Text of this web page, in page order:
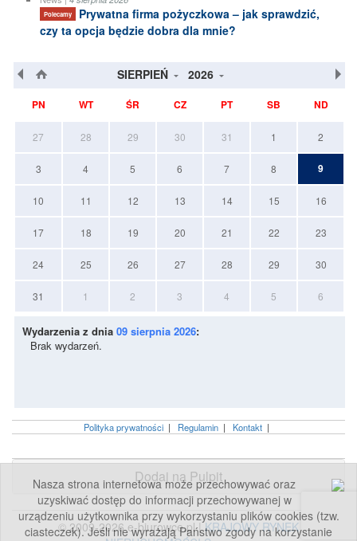
Nasza strona internetowa może przechowywać oraz
uzyskiwać dostęp do informacji przechowywanej w
urządzeniu użytkownika przy wykorzystaniu plików cookies (tzw.
ciasteczek). Jeśli nie wyrażają Państwo zgody na korzystanie
Polecamy
Prywatna firma pożyczkowa – jak sprawdzić,
czy ta opcja będzie dobra dla mnie?
SIERPIEŃ 2026
PN WT ŚR CZ PT SB ND
27 28 29 30 31 1 2
3 4 5 6 7 8 9
10 11 12 13 14 15 16
17 18 19 20 21 22 23
24 25 26 27 28 29 30
31 1 2 3 4 5 6
Wydarzenia z dnia 09 sierpnia 2026:
Brak wydarzeń.
Polityka prywatności| Regulamin| Kontakt|
Dodaj na Pulpit
© 2009-2026 e-biurowce.pl |KRAJOWY RYNEK